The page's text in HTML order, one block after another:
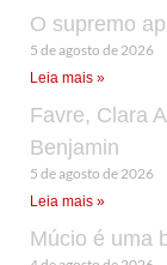
O supremo
5 de agosto de 2026
Leia mais »
Favre, Clara
Benjamin
5 de agosto de 2026
Leia mais »
Múcio é uma